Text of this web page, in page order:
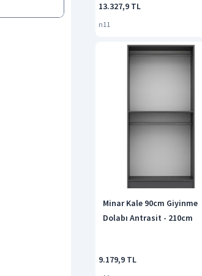
13.327,9 TL
n11
Minar Kale 90cm Giyinme
Dolabı Antrasit - 210cm
9.179,9 TL